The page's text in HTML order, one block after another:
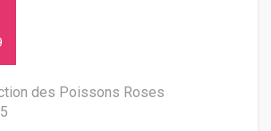
des Poissons Roses
5